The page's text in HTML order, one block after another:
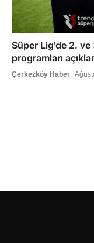
Süper Lig'de 2. ve
programları
Çerkezköy Haber